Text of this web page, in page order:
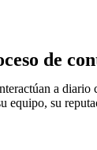
de
a diario
equipo, su